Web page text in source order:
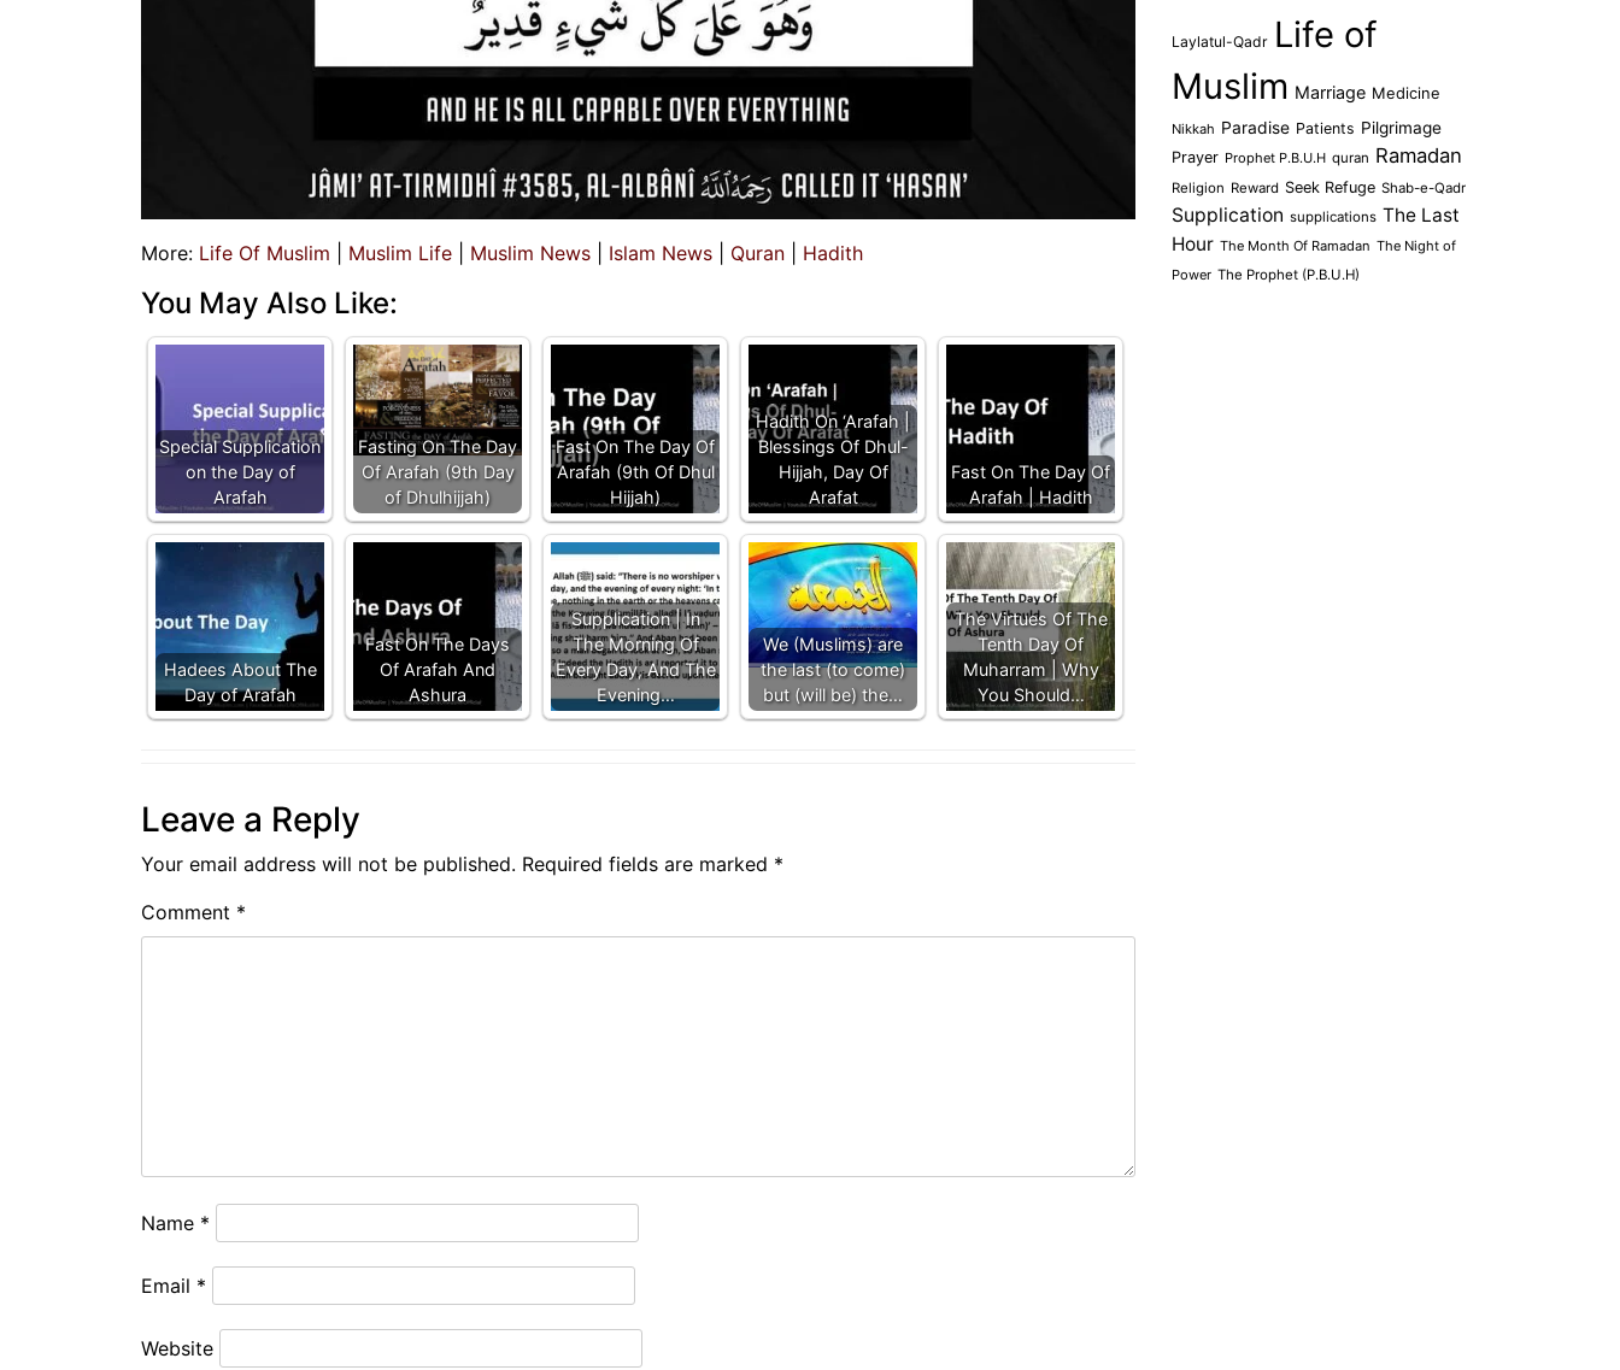
More: Life Of Muslim Muslim Life Muslim News Islam News Quran Hadith
You May Also Like:
Special Supplication
on the Day of
Arafah
Fasting On The Day
Of Arafah (9th Day
of Dhulhijjah)
Fast On The Day Of
Arafah (9th Of Dhul
Hijjah)
Hadith On ‘Arafah |
Blessings Of Dhul-
Hijjah, Day Of
Arafat
Fast On The Day Of
Arafah | Hadith
Hadees About The
Day of Arafah
Fast On The Days
Of Arafah And
Ashura
Supplication | In
The Morning Of
Every Day, And The
Evening…
We (Muslims) are
the last (to come)
but (will be) the…
The Virtues Of The
Tenth Day Of
Muharram | Why
You Should…
Leave a Reply
Your email address will not be published. Required fields are marked *
Comment *
Name *
Email *
Website
Laylatul-Qadr Life of
Muslim Marriage Medicine
Nikkah Paradise Patients Pilgrimage
Prayer Prophet P.B.U.H quran Ramadan
Religion Reward Seek Refuge Shab-e-Qadr
Supplication supplications The Last
Hour The Month Of Ramadan The Night of
Power The Prophet (P.B.U.H)